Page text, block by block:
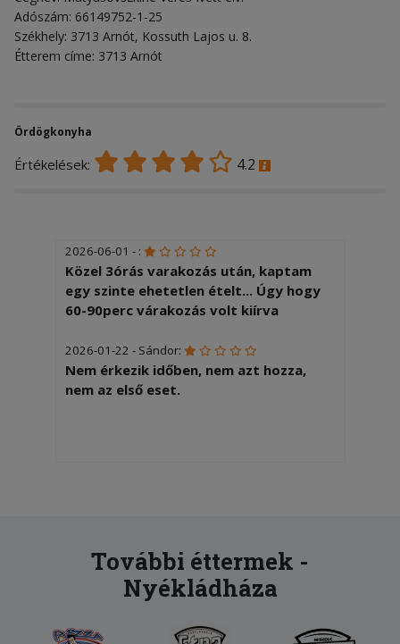
Adószám: 66149752-1-25
Székhely: 3713 Arnót, Kossuth Lajos u. 8.
Étterem címe: 3713 Arnót
Ördögkonyha
Értékelések: 4.2
2026-06-01 - :
Közel 3órás varakozás után, kaptam
egy szinte ehetetlen ételt... Úgy hogy
60-90perc várakozás volt kiírva
2026-01-22 - Sándor:
Nem érkezik időben, nem azt hozza,
nem az első eset.
További éttermek -
Nyékládháza